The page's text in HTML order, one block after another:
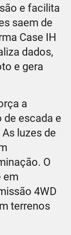
e facilita
saem de
Case IH
dados,
e gera
a
de escada e
luzes de
O
em
4WD
terrenos